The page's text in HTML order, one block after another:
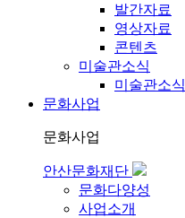
발간자료
영상자료
콘텐츠
미술관소식
미술관소식
문화사업
문화사업
안산문화재단
문화다양성
사업소개